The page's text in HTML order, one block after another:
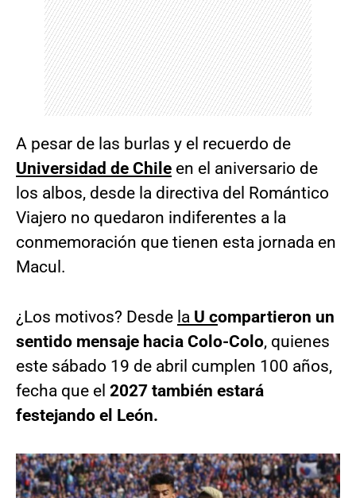
A pesar de las burlas y el recuerdo de
Universidad de Chile en el aniversario de
los albos, desde la directiva del Romántico
Viajero no quedaron indiferentes a la
conmemoración que tienen esta jornada en
Macul.
¿Los motivos? Desde la U compartieron un
sentido mensaje hacia Colo-Colo, quienes
este sábado 19 de abril cumplen 100 años,
fecha que el 2027 también estará
festejando el León.